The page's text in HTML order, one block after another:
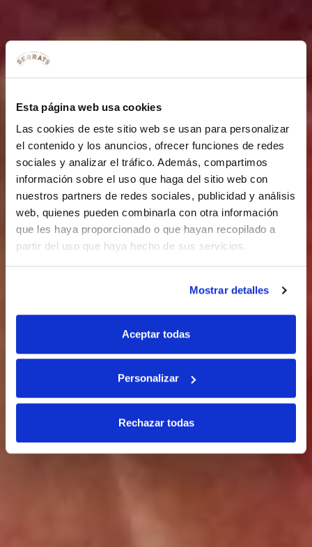
Esta página web usa cookies
Las cookies de este sitio web se usan para personalizar
el contenido y los anuncios, ofrecer funciones de redes
sociales y analizar el tráfico. Además, compartimos
información sobre el uso que haga del sitio web con
nuestros partners de redes sociales, publicidad y análisis
web, quienes pueden combinarla con otra información
que les haya proporcionado o que hayan recopilado a
partir del uso que haya hecho de sus servicios.
Mostrar detalles
Aceptar todas
Personalizar
Rechazar todas